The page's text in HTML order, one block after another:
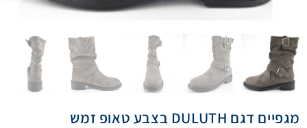
מגפיים דגם DULUTH בצבע טאופ זמש